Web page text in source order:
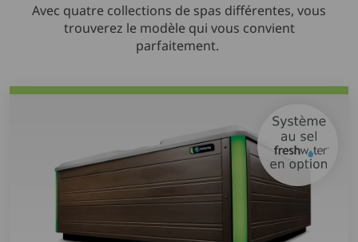
Avec quatre collections de spas différentes, vous
trouverez le modèle qui vous convient
parfaitement.